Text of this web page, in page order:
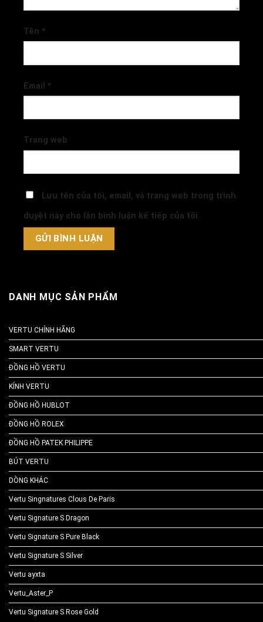
DANH MỤC SẢN PHẨM
VERTU CHÍNH HÃNG
SMART VERTU
ĐỒNG HỒ VERTU
KÍNH VERTU
ĐỒNG HỒ HUBLOT
ĐỒNG HỒ ROLEX
ĐỒNG HỒ PATEK PHILIPPE
BÚT VERTU
DÒNG KHÁC
Vertu Singnatures Clous De Paris
Vertu Signature S Dragon
Vertu Signature S Pure Black
Vertu Signature S Silver
Vertu ayxta
Vertu_Aster_P
Vertu Signature S Rose Gold
Tên *
Email *
Trang web
Lưu tên của tôi, email, và trang web trong trình
duyệt này cho lần bình luận kế tiếp của tôi.